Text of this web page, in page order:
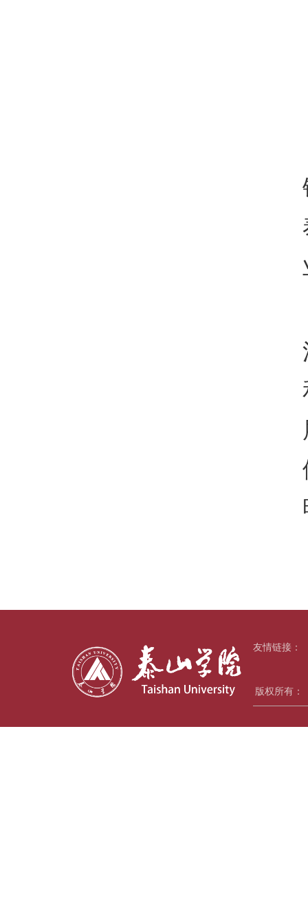
友情链接：
版权所有